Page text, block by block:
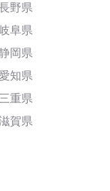
野県
阜県
岡県
知県
三重県
賀県